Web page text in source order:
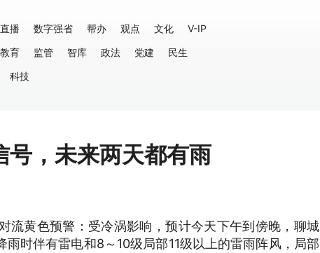
直播 数字强省 帮办 观点 文化
V-IP
教育 监管 智库 政法 党建
民生
科技
号，未来两天都有雨
黄色预警：受冷涡影响，预计今天下午到傍晚，聊城
时伴有雷电和8～10级局部11级以上的雷雨阵风，局部